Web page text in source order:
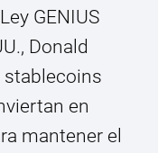
GENIUS
Donald
stablecoins
en
mantener el